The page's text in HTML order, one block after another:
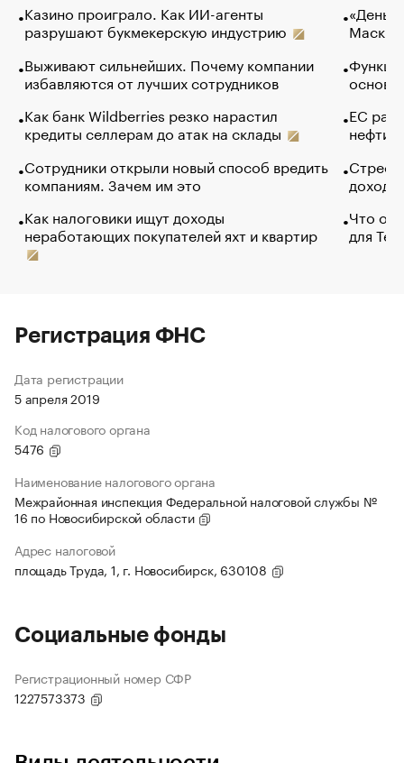
Казино проиграло. Как ИИ-агенты
разрушают букмекерскую индустрию
Выживают сильнейших. Почему компании
избавляются от лучших сотрудников
Как банк Wildberries резко нарастил
кредиты селлерам до атак на склады
Сотрудники открыли новый способ вредить
компаниям. Зачем им это
Как налоговики ищут доходы
неработающих покупателей яхт и квартир
Маск в
основ
ЕС
нефти
Что
для
Регистрация ФНС
Дата регистрации
5 апреля 2019
Код налогового органа
5476
Наименование налогового органа
Межрайонная инспекция Федеральной налоговой службы №
16 по Новосибирской области
Адрес налоговой
площадь Труда, 1, г. Новосибирск, 630108
Социальные фонды
Регистрационный номер СФР
1227573373